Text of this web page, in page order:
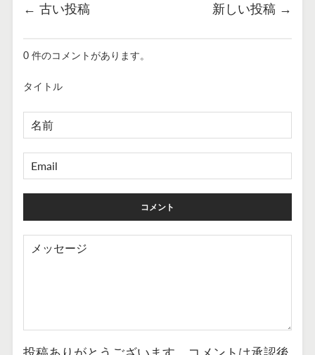
← 古い投稿 新しい投稿 →
0 件のコメントがあります。
タイトル
前
ッ